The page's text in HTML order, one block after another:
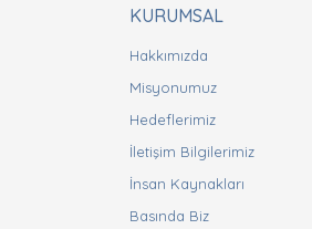
Bu ürüne benzer
KURUMSAL
Hakkımızda
Misyonumuz
Hedeflerimiz
İletişim Bilgilerimiz
İnsan Kaynakları
Basında Biz